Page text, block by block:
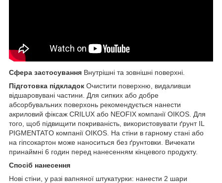
Сфера застосування Внутрішні та зовнішні поверхні.
Підготовка підкладок Очистити поверхню, видаливши
відшаровувані частини. Для сипких або добре
абсорбувальних поверхонь рекомендується нанести
акриловий фіксаж CRILUX або NEOFIX компанії OIKOS. Для
того, щоб підвищити покриваність, використовувати ґрунт IL
PIGMENTATO компанії OIKOS. На стіни в гарному стані або
на гіпсокартон може наноситься без ґрунтовки. Вичекати
принаймні 6 годин перед нанесенням кінцевого продукту.
Спосіб нанесення
Нові стіни, у разі вапняної штукатурки: нанести 2 шари